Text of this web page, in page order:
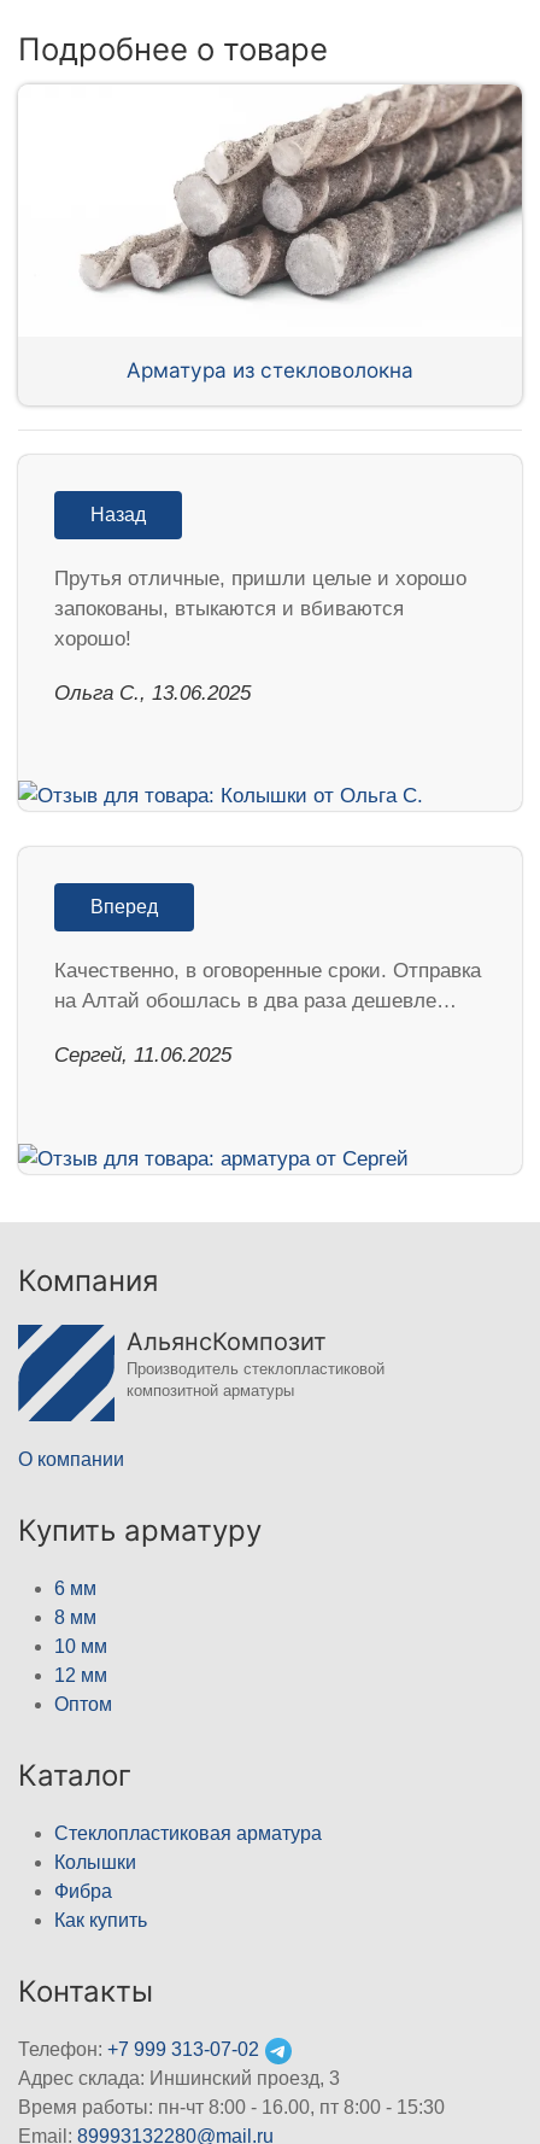
Подробнее о товаре
Арматура из стекловолокна
Назад
Прутья отличные, пришли целые и хорошо
запокованы, втыкаются и вбиваются
хорошо!
Ольга С., 13.06.2025
Вперед
Качественно, в оговоренные сроки. Отправка
на Алтай обошлась в два раза дешевле…
Сергей, 11.06.2025
Компания
АльянсКомпозит
Производитель стеклопластиковой
композитной арматуры
О компании
Купить арматуру
6 мм
8 мм
10 мм
12 мм
Оптом
Каталог
Стеклопластиковая арматура
Колышки
Фибра
Как купить
Контакты
Телефон: +7 999 313-07-02
Адрес склада: Иншинский проезд, 3
Время работы: пн-чт 8:00 - 16.00, пт 8:00 - 15:30
Email: 89993132280@mail.ru